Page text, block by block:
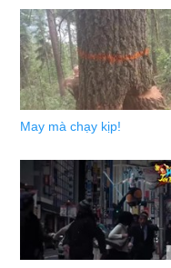
May mà chạy kịp!